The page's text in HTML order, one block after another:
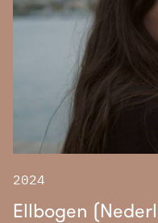
Ellbogen
2024